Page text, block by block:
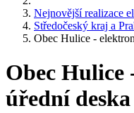
Nejnovější realizace
Středočeský kraj a
Obec Hulice -
Obec Hulice
úřední deska